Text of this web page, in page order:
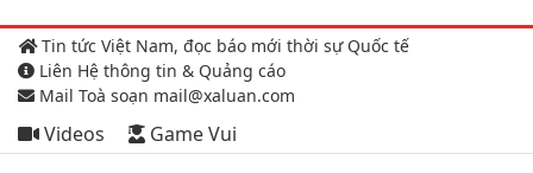
Tin tức Việt Nam, đọc báo mới thời sự Quốc tế
Liên Hệ thông tin & Quảng cáo
Mail Toà soạn mail@xaluan.com
Videos Game Vui